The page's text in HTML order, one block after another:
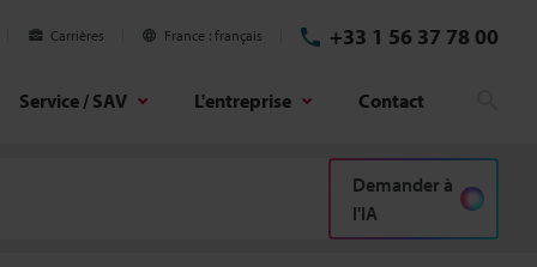
Carrières France français +33 1 56 37 78 00
Service / SAV L'entreprise Contact
Demander à
l'IA